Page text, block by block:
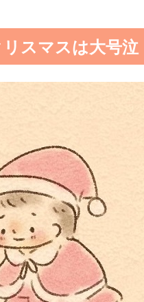
リスマスは大号泣